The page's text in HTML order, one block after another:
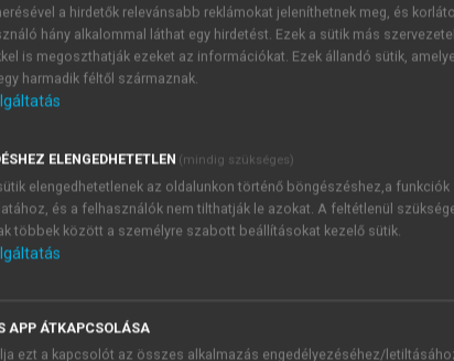
JELSZÓ
Kérek értesítést a MeRSZ
Kérek értesítést az
a hirdetők relevánsabb reklámokat jeleníthetnek meg, és
hány alkalommal láthat egy hirdetést. Ezek a sütik más
is megoszthatják ezeket az információkat. Ezek állandó sütik,
harmadik féltől származnak.
ELENGEDHETETLEN (mindig szükséges)
elengedhetetlenek az oldalunkon történő böngészéshez,a funkciók
és a felhasználók nem tilthatják le azokat. A feltétlenül
többek között a személyre szabott beállításokat kezelő sütik.
APP ÁTKAPCSOLÁSA
ezt a kapcsolót az összes alkalmazás engedélyezéséhez/